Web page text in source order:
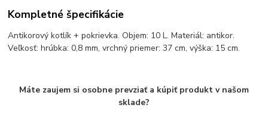
Kompletné špecifikácie
Antikorový kotlík + pokrievka. Objem: 10 L. Materiál: antikor.
Veľkosť: hrúbka: 0,8 mm, vrchný priemer: 37 cm, výška: 15 cm.
Máte zaujem si osobne prevziať a kúpiť produkt v našom
sklade?